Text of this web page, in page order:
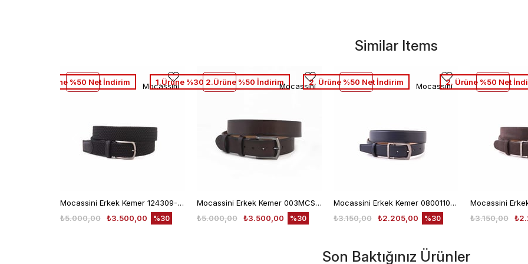
Similar Items
Mocassini Erkek Kemer 124309-100
₺3.500,00
₺5.000,00 %30
2. Ürüne %50 Net İndirim Mocassini
Mocassini Erkek Kemer 003MCSN B3245
₺3.500,00
₺5.000,00 %30
1.Ürüne %30 2.Ürüne %50 İndirimMocassini
Mocassini Erkek Kemer 08001107-440
₺2.205,00
₺3.150,00 %30
2. Ürüne %50 Net İndirim Mocassini
₺3.150,00
2. Ürüne %50 Net
Son Baktığınız Ürünler